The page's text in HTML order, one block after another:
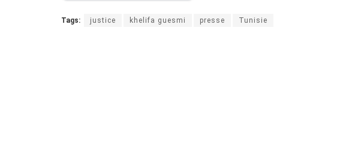
Tags: justice khelifa guesmi presse Tunisie